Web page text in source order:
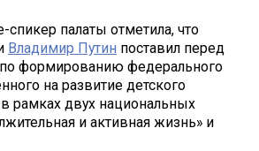
палаты отметила, что
Владимир Путин поставил перед
формированию федерального
на развитие детского
рамках двух национальных
и активная жизнь» и